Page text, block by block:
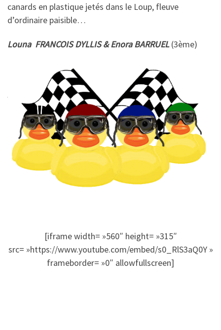
canards en plastique jetés dans le Loup, fleuve
d’ordinaire paisible…
Louna FRANCOIS DYLLIS & Enora BARRUEL(3ème)
[iframe width= »560″ height= »315″
src= »https://www.youtube.com/embed/s0_RlS3aQ0Y »
frameborder= »0″ allowfullscreen]